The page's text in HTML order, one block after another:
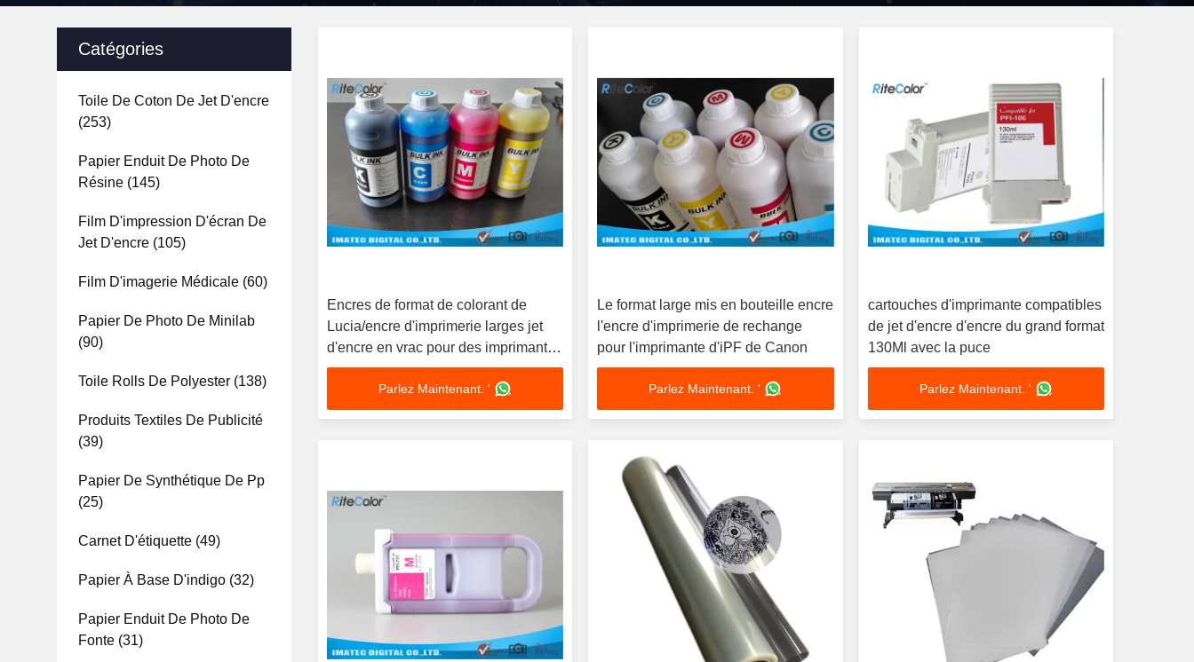
Catégories
Toile De Coton De Jet D'encre
(253)
Papier Enduit De Photo De
Résine (145)
Film D'impression D'écran De
Jet D'encre (105)
Film D'imagerie Médicale (60)
Papier De Photo De Minilab
(90)
Toile Rolls De Polyester (138)
Produits Textiles De Publicité
(39)
Papier De Synthétique De Pp
(25)
Carnet D'étiquette (49)
Papier À Base D'indigo (32)
Papier Enduit De Photo De
Fonte (31)
Encres de format de colorant de
Lucia/encre d'imprimerie larges jet
d'encre en vrac pour des imprimantes
de Canon iPF8400S
Parlez Maintenant. '
Le format large mis en bouteille encre
l'encre d'imprimerie de rechange
pour l'imprimante d'iPF de Canon
Parlez Maintenant. '
cartouches d'imprimante compatibles
de jet d'encre d'encre du grand format
130Ml avec la puce
Parlez Maintenant. '